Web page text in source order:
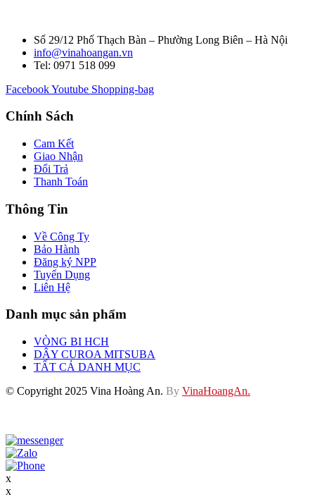
Số 29/12 Phố Thạch Bàn – Phường Long Biên – Hà Nội
info@vinahoangan.vn
Tel: 0971 518 099
FacebookYoutube Shopping-bag
Chính Sách
Cam Kết
Giao Nhận
Đổi Trả
Thanh Toán
Thông Tin
Về Công Ty
Bảo Hành
Đăng ký NPP
Tuyển Dụng
Liên Hệ
Danh mục sản phẩm
VÒNG BI HCH
DÂY CUROA MITSUBA
TẤT CẢ DANH MỤC
© Copyright 2025 Vina Hoàng An. By VinaHoangAn.
x
x